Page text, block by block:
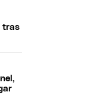
tras